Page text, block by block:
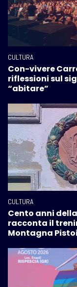
CULTURA
Con-vivere
riflessioni sul
“abitare”
CULTURA
Cento anni
racconta il
Montagna